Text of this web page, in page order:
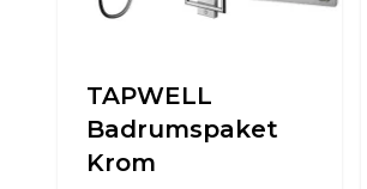
TAPWELL
Badrumspaket
Krom